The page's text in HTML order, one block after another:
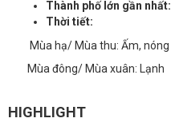
Thành phố lớn gần nhất:
Thời tiết:
Mùa hạ/ Mùa thu: Ấm, nóng
Mùa đông/ Mùa xuân: Lạnh
HIGHLIGHT